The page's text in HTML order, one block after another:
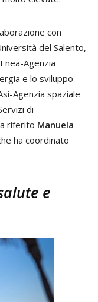
con
del Salento,
Agenzia
e lo sviluppo
Agenzia spaziale
di
riferito Manuela
ha coordinato
e